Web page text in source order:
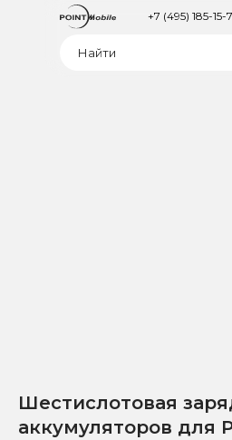
+7 (495) 185-15-
Шестислотовая
аккумуляторов для